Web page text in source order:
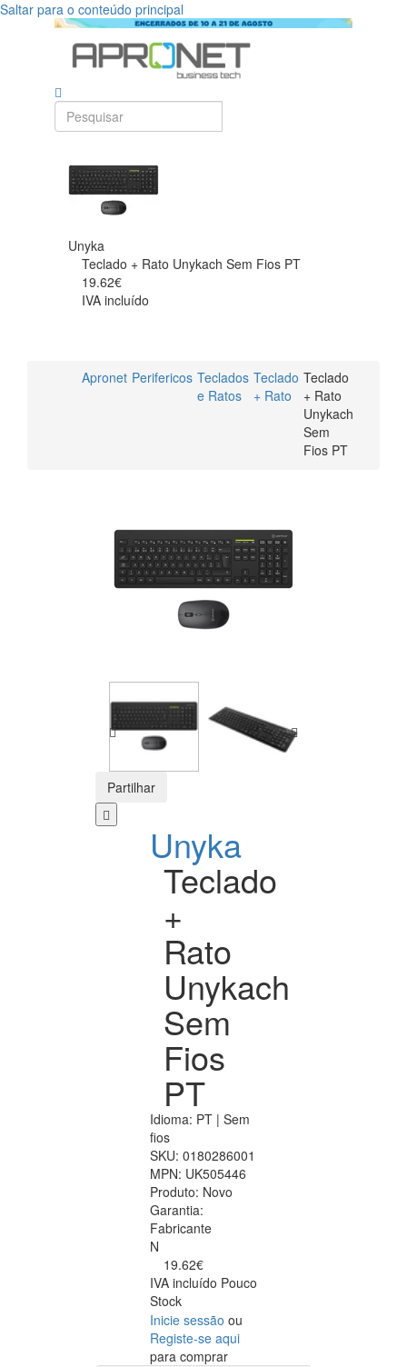
Saltar para o conteúdo principal
Unyka
Teclado + Rato Unykach Sem Fios PT
19.62€
IVA incluído
Apronet Perifericos Teclados
e Ratos
Teclado
+ Rato
Teclado
+ Rato
Unykach
Sem
Fios PT
Partilhar
Unyka
Teclado
+
Rato
Unykach
Sem
Fios
PT
Idioma: PT | Sem
fios
SKU: 0180286001
MPN: UK505446
Produto: Novo
Garantia:
Fabricante
N
19.62€
IVA incluído Pouco
Stock
Inicie sessão ou
Registe-se aqui
para comprar